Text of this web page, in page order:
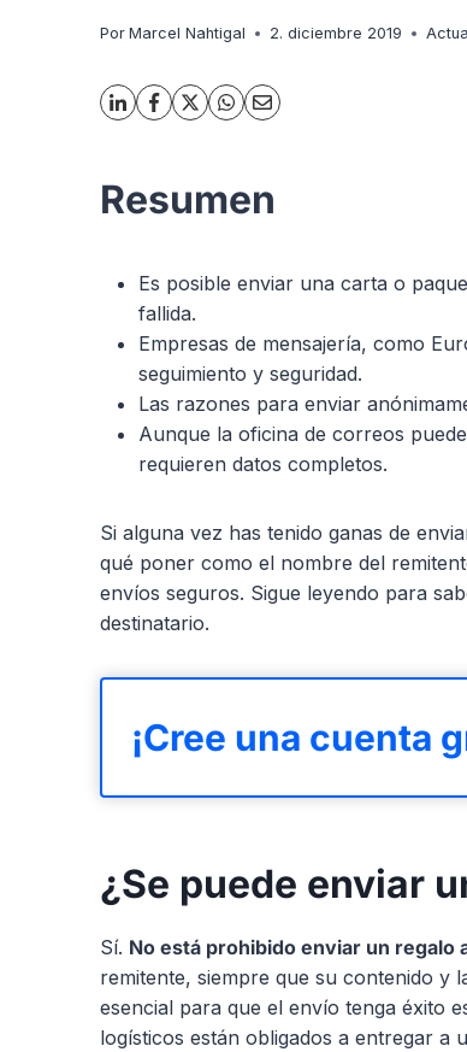
Por Marcel Nahtigal 2. diciembre 2019
Resumen
Es posible enviar una carta o
fallida.
Empresas de mensajería, como
seguimiento y seguridad.
Las razones para enviar
Aunque la oficina de correos
requieren datos completos.
Si alguna vez has tenido ganas de
qué poner como el nombre del
envíos seguros. Sigue leyendo para
destinatario.
¡Cree una cuenta
¿Se puede enviar
Sí. No está prohibido enviar un regalo
remitente, siempre que su contenido y
esencial para que el envío tenga éxito
logísticos están obligados a entregar